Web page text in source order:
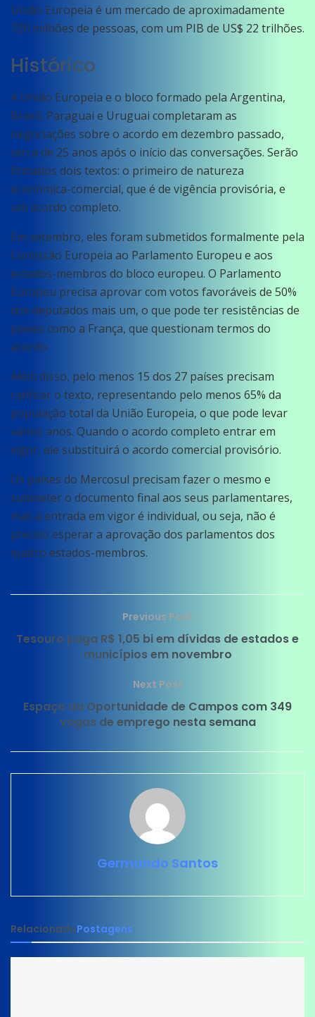
União Europeia é um mercado de aproximadamente
720 milhões de pessoas, com um PIB de US$ 22 trilhões.
Histórico
A União Europeia e o bloco formado pela Argentina,
Brasil, Paraguai e Uruguai completaram as
negociações sobre o acordo em dezembro passado,
cerca de 25 anos após o início das conversações. Serão
firmados dois textos: o primeiro de natureza
econômica-comercial, que é de vigência provisória, e
um acordo completo.
Em setembro, eles foram submetidos formalmente pela
Comissão Europeia ao Parlamento Europeu e aos
estados-membros do bloco europeu. O Parlamento
Europeu precisa aprovar com votos favoráveis de 50%
dos deputados mais um, o que pode ter resistências de
países como a França, que questionam termos do
acordo.
Além disso, pelo menos 15 dos 27 países precisam
ratificar o texto, representando pelo menos 65% da
população total da União Europeia, o que pode levar
vários anos. Quando o acordo completo entrar em
vigor, ele substituirá o acordo comercial provisório.
Os países do Mercosul precisam fazer o mesmo e
submeter o documento final aos seus parlamentares,
mas a entrada em vigor é individual, ou seja, não é
preciso esperar a aprovação dos parlamentos dos
quatro estados-membros.
Previous Post
Tesouro paga R$ 1,05 bi em dívidas de estados e
municípios em novembro
Next Post
Espaço da Oportunidade de Campos com 349
vagas de emprego nesta semana
Germando Santos
RelacionadoPostagens